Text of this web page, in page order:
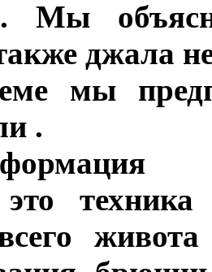
Мы
джала
мы
.
техника